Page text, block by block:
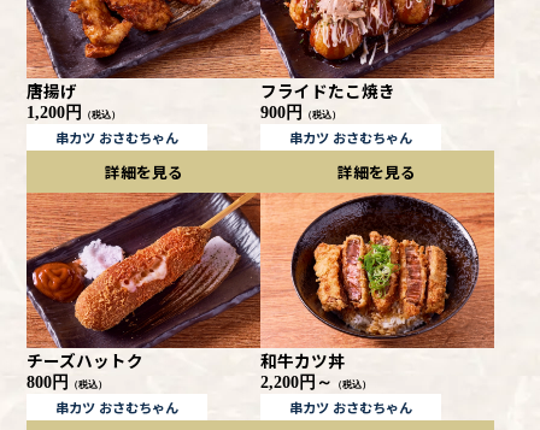
唐揚げ
1,200円 （税込）
串カツ おさむちゃん
詳細を見る
フライドたこ焼き
900円 （税込）
串カツ おさむちゃん
詳細を見る
チーズハットク
800円 （税込）
串カツ おさむちゃん
和牛カツ丼
2,200円～ （税込）
串カツ おさむちゃん